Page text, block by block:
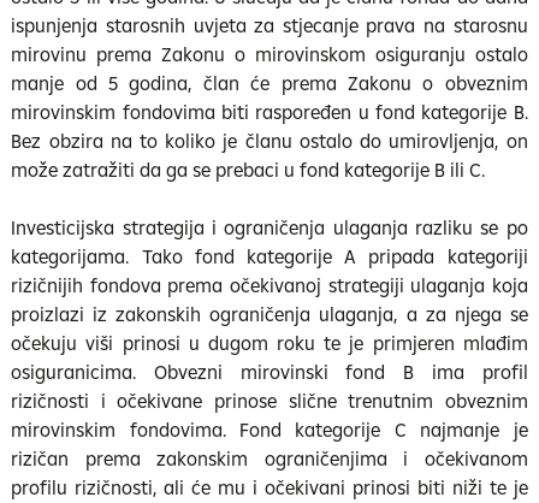
ispunjenja starosnih uvjeta za stjecanje prava na starosnu
mirovinu prema Zakonu o mirovinskom osiguranju ostalo
manje od 5 godina, član će prema Zakonu o obveznim
mirovinskim fondovima biti raspoređen u fond kategorije B.
Bez obzira na to koliko je članu ostalo do umirovljenja, on
može zatražiti da ga se prebaci u fond kategorije B ili C.
Investicijska strategija i ograničenja ulaganja razliku se po
kategorijama. Tako fond kategorije A pripada kategoriji
rizičnijih fondova prema očekivanoj strategiji ulaganja koja
proizlazi iz zakonskih ograničenja ulaganja, a za njega se
očekuju viši prinosi u dugom roku te je primjeren mlađim
osiguranicima. Obvezni mirovinski fond B ima profil
rizičnosti i očekivane prinose slične trenutnim obveznim
mirovinskim fondovima. Fond kategorije C najmanje je
rizičan prema zakonskim ograničenjima i očekivanom
profilu rizičnosti, ali će mu i očekivani prinosi biti niži te je